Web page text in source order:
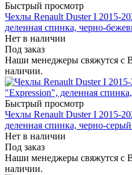
Быстрый просмотр
Чехлы Renault Duster I 2015-
деленная спинка, черно-
Нет в наличии
Под заказ
Наши менеджеры свяжутся с
наличии.
Быстрый просмотр
Чехлы Renault Duster I 2015-
деленная спинка, черно-
Нет в наличии
Под заказ
Наши менеджеры свяжутся с
наличии.